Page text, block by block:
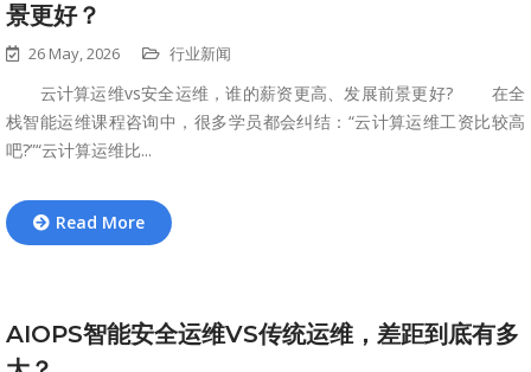
景更好？
26 May, 2026 行业新闻
云计算运维vs安全运维，谁的薪资更高、发展前景更好? 在全
栈智能运维课程咨询中，很多学员都会纠结：“云计算运维工资比较高
吧?”“云计算运维比...
Read More
AIOPS智能安全运维VS传统运维，差距到底有多